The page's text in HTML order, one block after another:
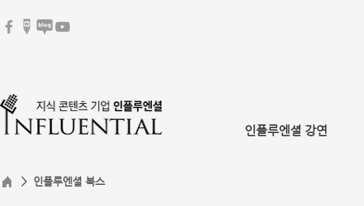
인플루엔셜 강연
> 인플루엔셜 북스